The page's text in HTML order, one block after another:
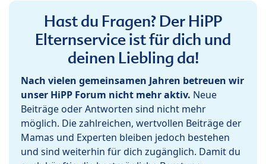
Hast du Fragen? Der HiPP
Elternservice ist für dich und
deinen Liebling da!
Nach vielen gemeinsamen Jahren betreuen wir
unser HiPP Forum nicht mehr aktiv. Neue
Beiträge oder Antworten sind nicht mehr
möglich. Die zahlreichen, wertvollen Beiträge der
Mamas und Experten bleiben jedoch bestehen
und sind weiterhin für dich zugänglich. Damit du